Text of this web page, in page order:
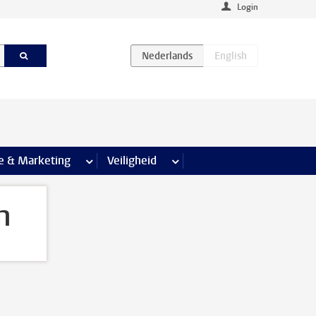
Login
& Marketing meer Communicatie & Marketing pagina’s
Veiligheid meer Veiligheid pagina’s